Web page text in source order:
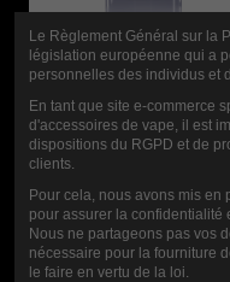
ZUMO DE
MÚSICA BASE
1L
12,00 €
Le Règlement Général sur la
législation européenne qui a
personnelles des individus et
En tant que site e-commerce
d'accessoires de vape, il est
dispositions du RGPD et de
clients.
Pour cela, nous avons mis en
pour assurer la confidentialité
Nous ne partageons pas vos
nécessaire pour la fourniture
le faire en vertu de la loi.